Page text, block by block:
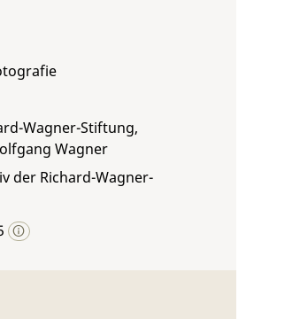
Wagner-Stiftung,
Wagner
der Richard-Wagner-